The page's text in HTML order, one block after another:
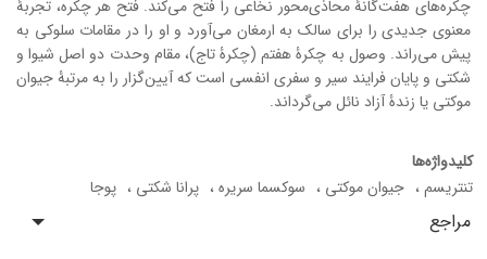
چکره‌های هفت‌گانۀ محاذی‌محور نخاعی را فتح می‌کند. فتح هر چکره، تجربۀ
معنوی جدیدی را برای سالک به ارمغان می‌آورد و او را در مقامات سلوکی به
پیش می‌راند. وصول به چکرۀ هفتم (چکرۀ تاج)، مقام وحدت دو اصل شیوا و
شکتی و پایان فرایند سیر و سفری انفسی است که آیین‌گزار را به مرتبۀ جیوان
موکتی یا زندۀ آزاد نائل ‌می‌گرداند.
کلیدواژه‌ها
تنتریسم
جیوان موکتی سوکسما سریره پرانا شکتی پوجا
مراجع